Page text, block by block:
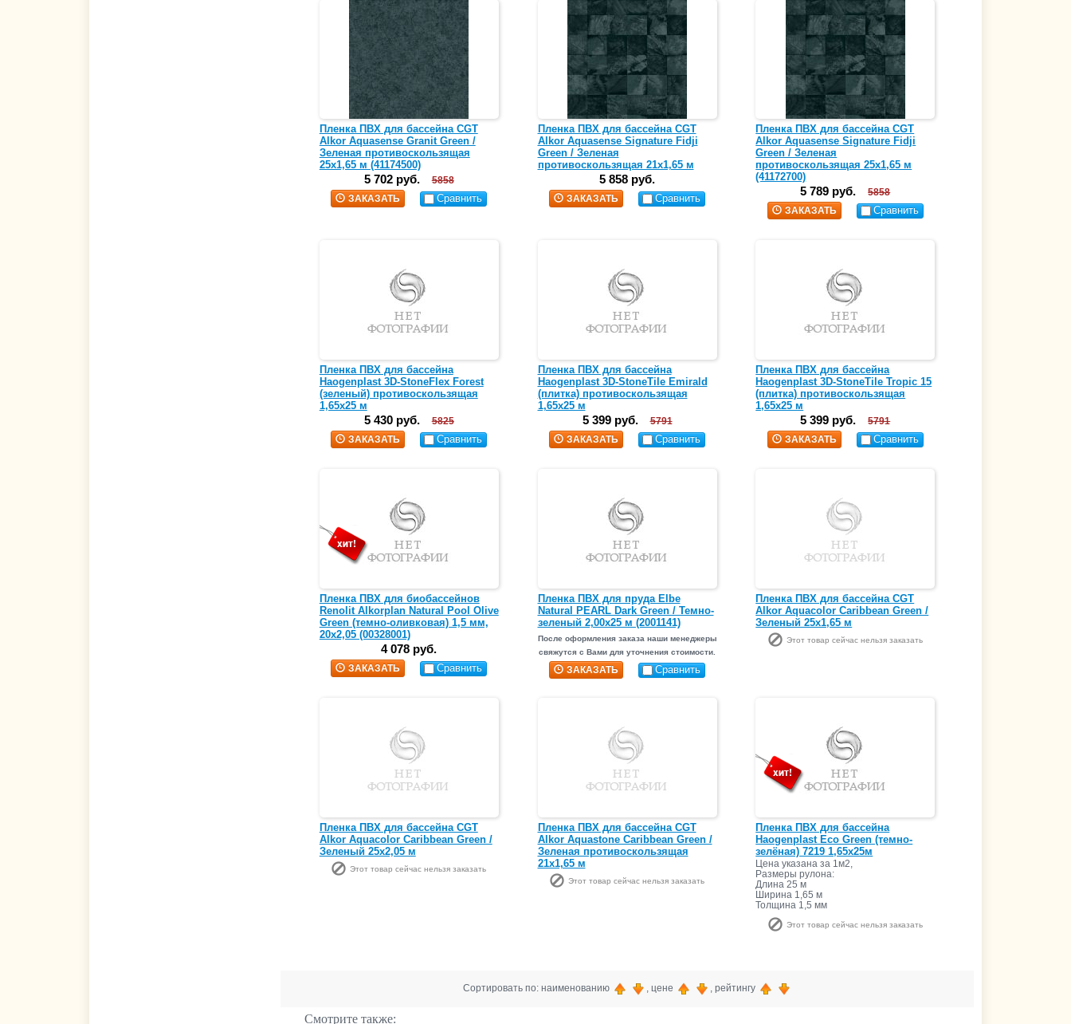
Пленка ПВХ для бассейна CGT
Alkor Aquasense Granit Green /
Зеленая противоскользящая
25х1,65 м (41174500)
5 702 руб.
5858
ЗАКАЗАТЬ
Сравнить
Пленка ПВХ для бассейна CGT
Alkor Aquasense Signature Fidji
Green / Зеленая
противоскользящая 21х1,65 м
5 858 руб.
ЗАКАЗАТЬ Сравнить
Пленка ПВХ для бассейна CGT
Alkor Aquasense Signature Fidji
Green / Зеленая
противоскользящая 25х1,65 м
(41172700)
5 789 руб.
5858
ЗАКАЗАТЬ
Сравнить
Пленка ПВХ для бассейна
Haogenplast 3D-StoneFlex Forest
(зеленый) противоскользящая
1,65х25 м
5 430 руб.
5825
ЗАКАЗАТЬ
Сравнить
Пленка ПВХ для бассейна
Haogenplast 3D-StoneTile Emirald
(плитка) противоскользящая
1,65х25 м
5 399 руб.
5791
ЗАКАЗАТЬ
Сравнить
Пленка ПВХ для бассейна
Haogenplast 3D-StoneTile Tropic 15
(плитка) противоскользящая
1,65х25 м
5 399 руб.
5791
ЗАКАЗАТЬ
Сравнить
Пленка ПВХ для биобассейнов
Renolit Alkorplan Natural Pool Olive
Green (темно-оливковая) 1,5 мм,
20х2,05 (00328001)
4 078 руб.
ЗАКАЗАТЬ Сравнить
Пленка ПВХ для пруда Elbe
Natural PEARL Dark Green / Темно-
зеленый 2,00х25 м (2001141)
После оформления заказа наши менеджеры
свяжутся с Вами для уточнения стоимости.
ЗАКАЗАТЬ Сравнить
Пленка ПВХ для бассейна CGT
Alkor Aquacolor Caribbean Green /
Зеленый 25х1,65 м
Этот товар сейчас нельзя заказать
Пленка ПВХ для бассейна CGT
Alkor Aquacolor Caribbean Green /
Зеленый 25х2,05 м
Этот товар сейчас нельзя заказать
Пленка ПВХ для бассейна CGT
Alkor Aquastone Caribbean Green /
Зеленая противоскользящая
21х1,65 м
Этот товар сейчас нельзя заказать
Пленка ПВХ для бассейна
Haogenplast Eco Green (темно-
зелёная) 7219 1,65х25м
Цена указана за 1м2,
Размеры рулона:
Длина 25 м
Ширина 1,65 м
Толщина 1,5 мм
Этот товар сейчас нельзя заказать
Сортировать по: наименованию , цене , рейтингу
Смотрите также: